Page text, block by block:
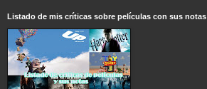
Listado de mis críticas sobre películas con sus notas